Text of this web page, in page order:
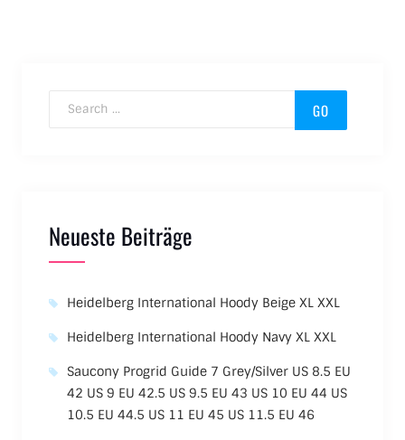
Neueste Beiträge
Heidelberg International Hoody Beige XL XXL
Heidelberg International Hoody Navy XL XXL
Saucony Progrid Guide 7 Grey/Silver US 8.5 EU
42 US 9 EU 42.5 US 9.5 EU 43 US 10 EU 44 US
10.5 EU 44.5 US 11 EU 45 US 11.5 EU 46